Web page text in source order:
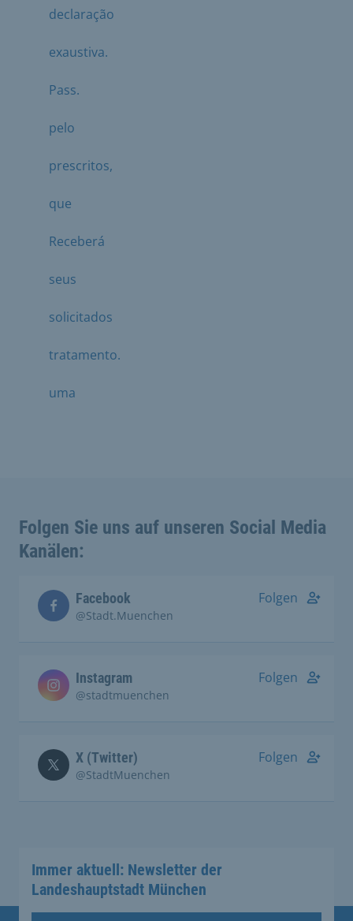
declaração
exaustiva.
Pass.
pelo
prescritos,
que
Receberá
seus
solicitados
tratamento.
uma
Folgen Sie uns auf unseren Social Media
Kanälen:
Facebook
@Stadt.Muenchen
Folgen
Instagram
@stadtmuenchen
Folgen
X (Twitter)
@StadtMuenchen
Folgen
Immer aktuell: Newsletter der
Landeshauptstadt München